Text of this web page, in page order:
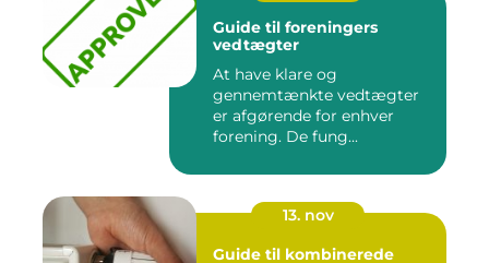
Guide til foreningers
vedtægter
At have klare og
gennemtænkte vedtægter
er afgørende for enhver
forening. De fung...
13. nov
Guide til kombinerede